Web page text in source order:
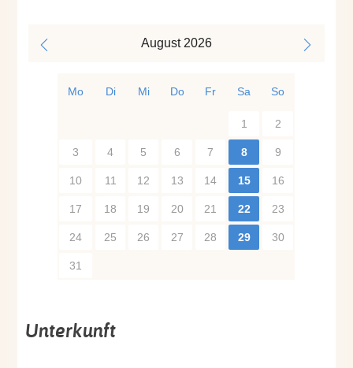
August 2026
Mo Di Mi Do Fr Sa So
1 2
3 4 5 6 7 8 9
10 11 12 13 14 15 16
17 18 19 20 21 22 23
24 25 26 27 28 29 30
31
Unterkunft